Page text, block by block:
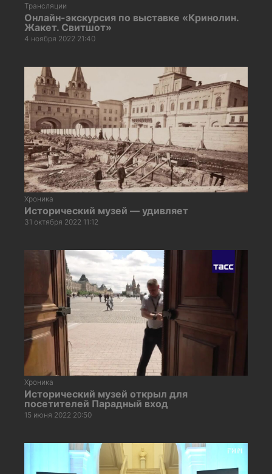
Трансляции
Онлайн-экскурсия по выставке «Кринолин.
Жакет. Свитшот»
4 ноября 2022 21:40
Хроника
Исторический музей — удивляет
31 октября 2022 11:12
Хроника
Исторический музей открыл для
посетителей Парадный вход
15 июня 2022 20:50